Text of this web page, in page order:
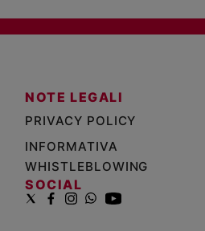
NOTE LEGALI
PRIVACY POLICY
INFORMATIVA
WHISTLEBLOWING
SOCIAL